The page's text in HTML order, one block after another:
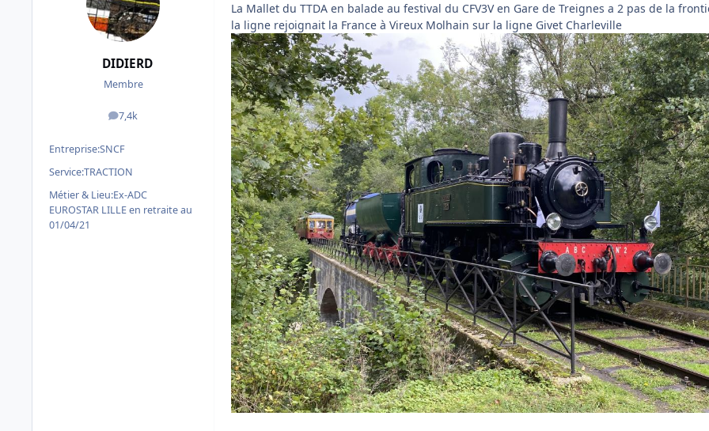
DIDIERD
Membre
7,4k
messages
Entreprise:SNCF
Service:TRACTION
Métier & Lieu:Ex-ADC
EUROSTAR LILLE en retraite au
01/04/21
La Mallet du TTDA en balade au festival du CFV3V en Gare de Treignes a 2 pas de la
la ligne rejoignait la France à Vireux Molhain sur la ligne Givet Charleville